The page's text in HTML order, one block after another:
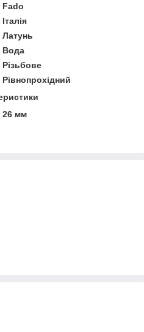
Fado
Італія
Латунь
Вода
Різьбове
Рівнопрохідний
26 мм